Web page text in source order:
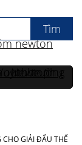
CHO GIẢI ĐẤU THỂ